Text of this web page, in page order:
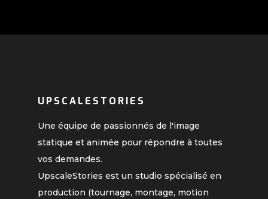
UPSCALESTORIES
Une équipe de passionnés de l'image
statique et animée pour répondre à toutes
vos demandes.
UpscaleStories est un studio spécialisé en
production (tournage, montage, motion